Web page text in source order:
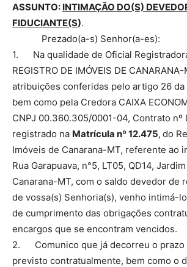
ASSUNTO: INTIMAÇÃO DO(S)
FIDUCIANTE(S).
Prezado(a-s) Senhor(a-es):
1. Na qualidade de Oficial
REGISTRO DE IMÓVEIS DE
atribuições conferidas pelo artigo 26 da
bem como pela Credora CAIXA
CNPJ 00.360.305/0001-04, Contrato
registrado na Matrícula nº 12.475, do
Imóveis de Canarana-MT, referente ao
Rua Garapuava, n°5, LT05, QD14,
Canarana-MT, com o saldo devedor de
de vossa(s) Senhoria(s), venho intimá-
de cumprimento das obrigações
encargos que se encontram vencidos.
2. Comunico que já decorreu o prazo
previsto contratualmente, bem como o